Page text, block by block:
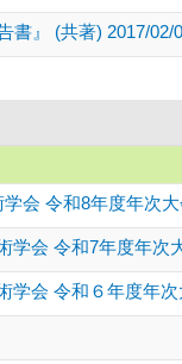
書』 (共著) 2017/02/
学会 令和8年度年次
学会 令和7年度年
学会 令和６年度年